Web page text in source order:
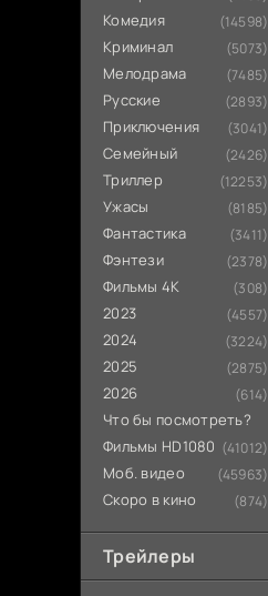
Комедия (14598)
Криминал (5073)
Мелодрама (7485)
Русские (2893)
Приключения (3041)
Семейный (2426)
Триллер (12253)
Ужасы (8185)
Фантастика (3411)
Фэнтези (2378)
Фильмы 4К (308)
2023 (4557)
2024 (3224)
2025 (2875)
2026 (614)
Что бы посмотреть?
Фильмы HD1080 (41012)
Моб. видео (45963)
Скоро в кино (874)
Трейлеры